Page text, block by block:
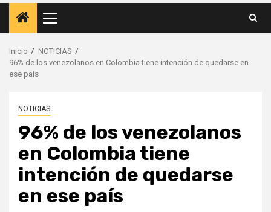
Menú
principal
Inicio
NOTICIAS
96% de los venezolanos en Colombia tiene intención de quedarse en
ese país
NOTICIAS
96% de los venezolanos
en Colombia tiene
intención de quedarse
en ese país